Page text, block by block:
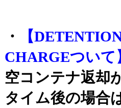
・
【
CHARGEついて
空コンテナ返却
タイム後の場合